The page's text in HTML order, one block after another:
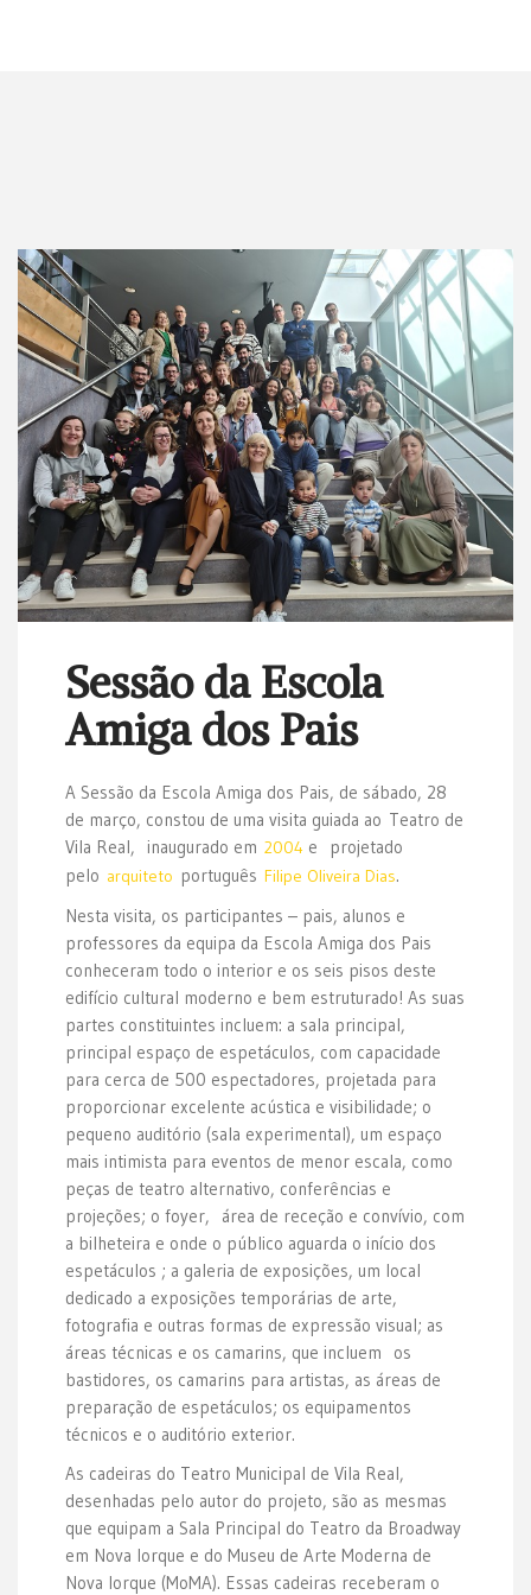
Sessão da Escola
Amiga dos Pais
A Sessão da Escola Amiga dos Pais, de sábado, 28
de março, constou de uma visita guiada ao Teatro de
Vila Real, inaugurado em 2004 e projetado
pelo arquiteto português Filipe Oliveira Dias.
Nesta visita, os participantes – pais, alunos e
professores da equipa da Escola Amiga dos Pais
conheceram todo o interior e os seis pisos deste
edifício cultural moderno e bem estruturado! As suas
partes constituintes incluem: a sala principal,
principal espaço de espetáculos, com capacidade
para cerca de 500 espectadores, projetada para
proporcionar excelente acústica e visibilidade; o
pequeno auditório (sala experimental), um espaço
mais intimista para eventos de menor escala, como
peças de teatro alternativo, conferências e
projeções; o foyer, área de receção e convívio, com
a bilheteira e onde o público aguarda o início dos
espetáculos ; a galeria de exposições, um local
dedicado a exposições temporárias de arte,
fotografia e outras formas de expressão visual; as
áreas técnicas e os camarins, que incluem os
bastidores, os camarins para artistas, as áreas de
preparação de espetáculos; os equipamentos
técnicos e o auditório exterior.
As cadeiras do Teatro Municipal de Vila Real,
desenhadas pelo autor do projeto, são as mesmas
que equipam a Sala Principal do Teatro da Broadway
em Nova Iorque e do Museu de Arte Moderna de
Nova Iorque (MoMA). Essas cadeiras receberam o